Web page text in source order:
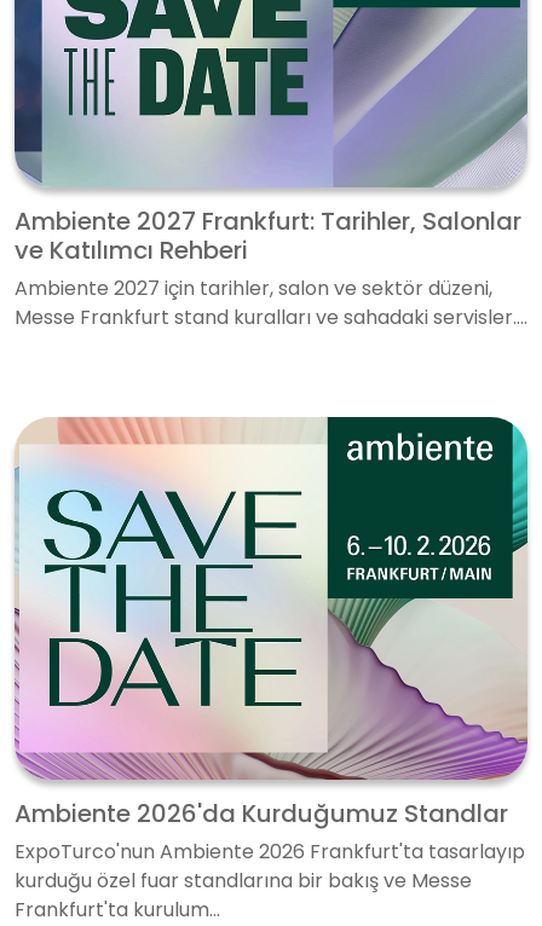
Ambiente 2027 Frankfurt: Tarihler, Salonlar
ve Katılımcı Rehberi
Ambiente 2027 için tarihler, salon ve sektör düzeni,
Messe Frankfurt stand kuralları ve sahadaki servisler....
Ambiente 2026'da Kurduğumuz Standlar
ExpoTurco'nun Ambiente 2026 Frankfurt'ta tasarlayıp
kurduğu özel fuar standlarına bir bakış ve Messe
Frankfurt'ta kurulum...